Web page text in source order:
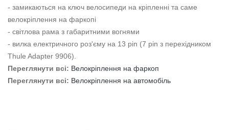
- замикаються на ключ велосипеди на кріпленні та саме
велокріплення на фаркопі
- світлова рама з габаритними вогнями
- вилка електричного роз'єму на 13 pin (7 pin з перехідником
Thule Adapter 9906).
Переглянути всі: Велокріплення на фаркоп
Переглянути всі: Велокріплення на автомобіль